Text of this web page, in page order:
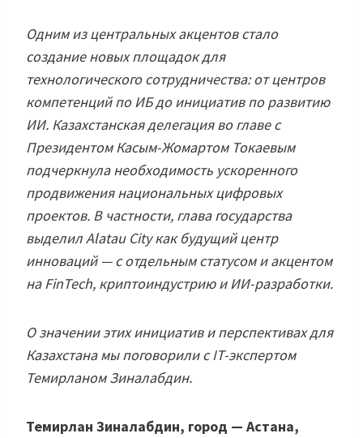
Одним из центральных акцентов стало
создание новых площадок для
технологического сотрудничества: от центров
компетенций по ИБ до инициатив по развитию
ИИ. Казахстанская делегация во главе с
Президентом Касым-Жомартом Токаевым
подчеркнула необходимость ускоренного
продвижения национальных цифровых
проектов. В частности, глава государства
выделил Alatau City как будущий центр
инноваций — с отдельным статусом и акцентом
на FinTech, криптоиндустрию и ИИ-разработки.
О значении этих инициатив и перспективах для
Казахстана мы поговорили с IT-экспертом
Темирланом Зиналабдин.
Темирлан Зиналабдин, город — Астана,